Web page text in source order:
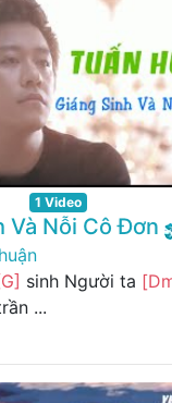
1 Video
Và Nỗi Cô Đơn
sinh Người ta
...